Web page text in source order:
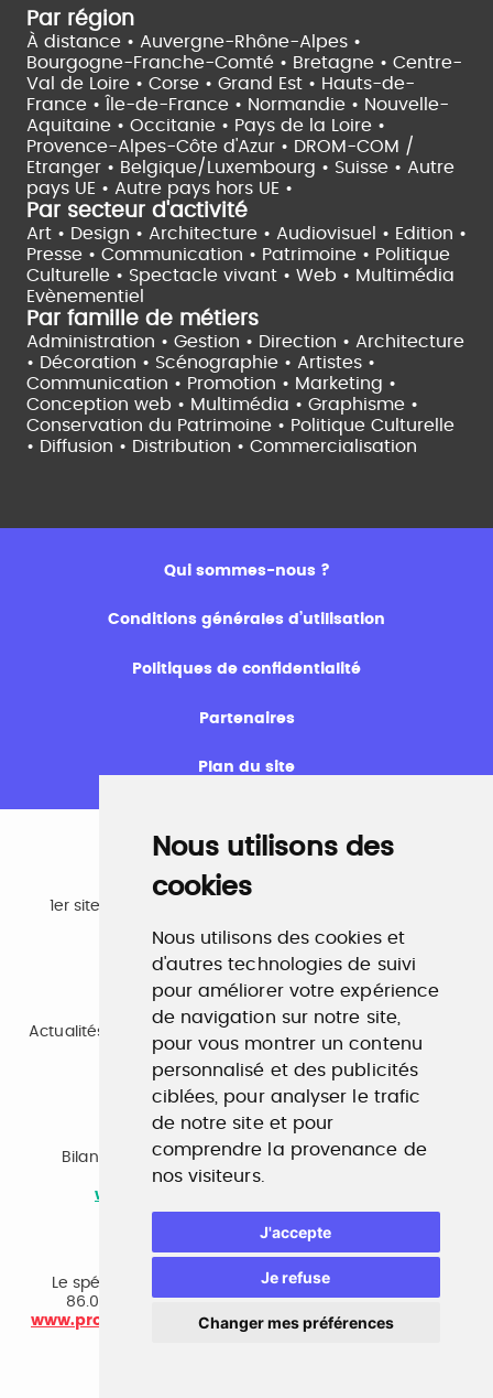
Nous utilisons des
cookies
Nous utilisons des cookies et
d'autres technologies de suivi
pour améliorer votre expérience
de navigation sur notre site,
pour vous montrer un contenu
personnalisé et des publicités
ciblées, pour analyser le trafic
de notre site et pour
comprendre la provenance de
nos visiteurs.
J'accepte
Je refuse
Changer mes préférences
Par région
À distance • Auvergne-Rhône-Alpes •
Bourgogne-Franche-Comté • Bretagne • Centre-
Val de Loire • Corse • Grand Est • Hauts-de-
France •
Île-de-France • Normandie • Nouvelle-
Aquitaine • Occitanie • Pays de la Loire •
Provence-Alpes-Côte d'Azur • DROM-COM /
Etranger • Belgique/Luxembourg • Suisse • Autre
pays UE • Autre pays hors UE •
Par secteur d'activité
Art • Design • Architecture • Audiovisuel • Edition •
Presse • Communication • Patrimoine • Politique
Culturelle • Spectacle vivant • Web • Multimédia
Evènementiel
Par famille de métiers
Administration • Gestion • Direction • Architecture
• Décoration • Scénographie • Artistes •
Communication • Promotion • Marketing •
Conception web • Multimédia • Graphisme •
Conservation du Patrimoine • Politique Culturelle
• Diffusion • Distribution • Commercialisation
Qui sommes-nous ?
Conditions générales d’utilisation
Politiques de confidentialité
Partenaires
Plan du site
Emploi
1er site emploi du secteur culturel 784.000 visites et
www.profilculture.com
Formation
Actualités, guide et annuaire des formations aux métiers
de la culture.
www.profilculture-formation.com
Accompagnement professionnel
Bilan de compétences, coaching, techniques de
recherche d'emploi, entretien conseil.
www.profilculture-competences.com
Le spécialiste du secteur culturel, une cvthèque de
86.000 CV et réseau unique de professionnels.
www.profilculture-conseil.com/cabinet-recrutement